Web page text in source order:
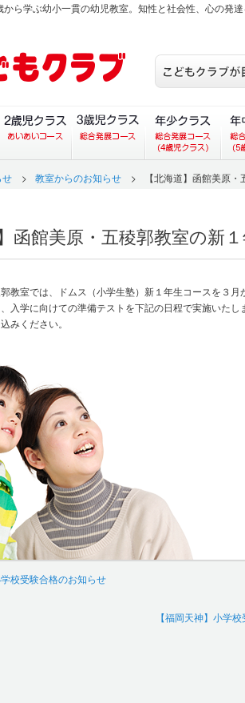
ら学ぶ幼小一貫の幼児教室。知性と社会性、心の発達
１歳児クラス（プチあいあいコース）
２歳児クラス（あいあいコース）
せ > 教室からのお知らせ > 【北海道】函館美原
】函館美原・五稜郭教室の新
教室では、ドムス（小学生塾）新１年生コースを３月
入学に向けての準備テストを下記の日程で実施いたし
みください。
学校受験合格のお知らせ
【福岡天神】小学